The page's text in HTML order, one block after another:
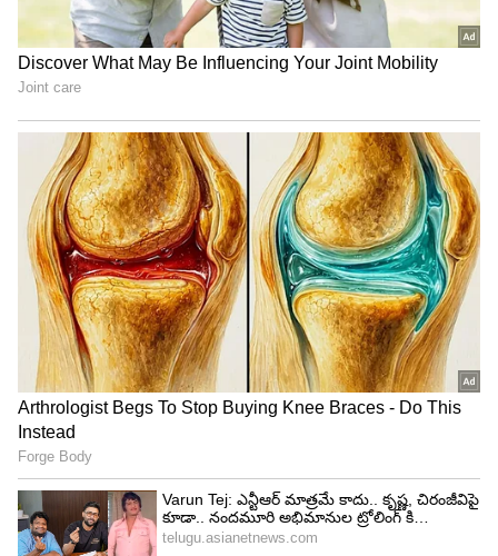
Telugu Markets Remain The Film’s Strongest
Support
గురువారం నాడు థియేటర్ ఆక్యుపెన్సీ సాధారణంగానే
ఉంది. తెలుగు వెర్షన్‌కు 16.88% ఆక్యుపెన్సీ నమోదు కాగా,
హిందీ వెర్షన్‌కు 11.21% నమోదైంది.
ఆంధ్రప్రదేశ్, తెలంగాణ రాష్ట్రాలు సినిమా ఆదాయంలో కీలక
పాత్ర పోషిస్తున్నాయి. 15వ రోజున ఈ రెండు రాష్ట్రాల నుంచి
రూ. 1.65 కోట్ల గ్రాస్ వచ్చింది. కర్ణాటక నుంచి రూ. 25 లక్షల
గ్రాస్, తమిళనాడు నుంచి రూ. 8 లక్షలు వచ్చాయి. మిగిలిన
భారతదేశం నుంచి రూ. 32 లక్షల గ్రాస్ వసూలైంది. దీంతో
15వ రోజు మొత్తం గ్రాస్ కలెక్షన్ రూ. 2.30 కోట్లుగా
నమోదైంది.